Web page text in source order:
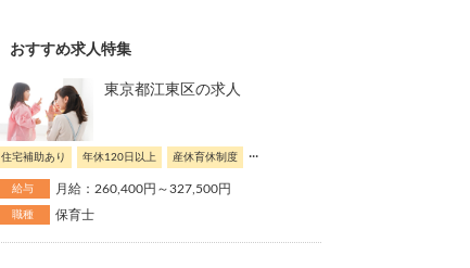
おすすめ求人特集
東京都江東区の求人
住宅補助あり 年休120日以上 産休育休制度 ...
給与 月給：260,400円～327,500円
職種 保育士